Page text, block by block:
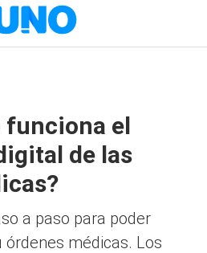
funciona el
de las
a paso para poder
médicas. Los